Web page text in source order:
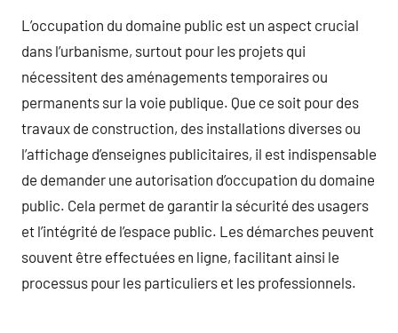
L’occupation du domaine public est un aspect crucial
dans l’urbanisme, surtout pour les projets qui
nécessitent des aménagements temporaires ou
permanents sur la voie publique. Que ce soit pour des
travaux de construction, des installations diverses ou
l’affichage d’enseignes publicitaires, il est indispensable
de demander une autorisation d’occupation du domaine
public. Cela permet de garantir la sécurité des usagers
et l’intégrité de l’espace public. Les démarches peuvent
souvent être effectuées en ligne, facilitant ainsi le
processus pour les particuliers et les professionnels.